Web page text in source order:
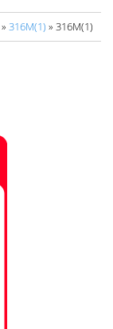
» 316M(1) » 316M(1)